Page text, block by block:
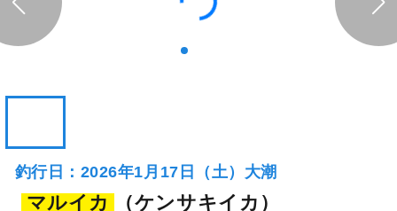
釣行日：2026年1月17日（土）大潮
マルイカ
（ケンサキイカ）